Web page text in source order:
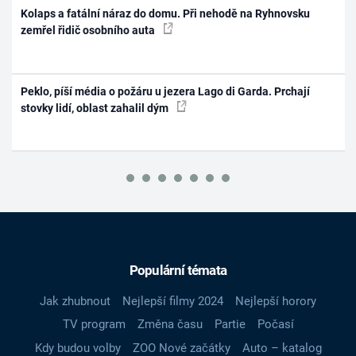
Kolaps a fatální náraz do domu. Při nehodě na Ryhnovsku
zemřel řidič osobního auta
Peklo, píší média o požáru u jezera Lago di Garda. Prchají
stovky lidí, oblast zahalil dým
Populární témata
Jak zhubnout Nejlepší filmy 2024
Nejlepší horory
TV program
Změna času Partie
Počasí
Kdy budou volby
ZOO Nové začátky
Auto – katalog